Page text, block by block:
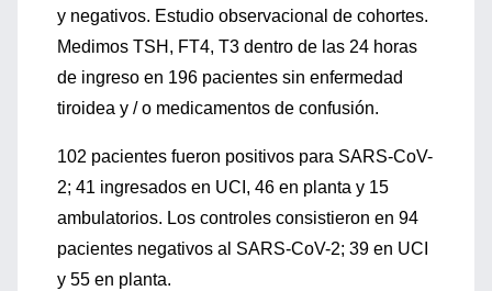
y negativos. Estudio observacional de cohortes.
Medimos TSH, FT4, T3 dentro de las 24 horas
de ingreso en 196 pacientes sin enfermedad
tiroidea y / o medicamentos de confusión.
102 pacientes fueron positivos para SARS-CoV-
2; 41 ingresados ​​en UCI, 46 en planta y 15
ambulatorios. Los controles consistieron en 94
pacientes negativos al SARS-CoV-2; 39 en UCI
y 55 en planta.